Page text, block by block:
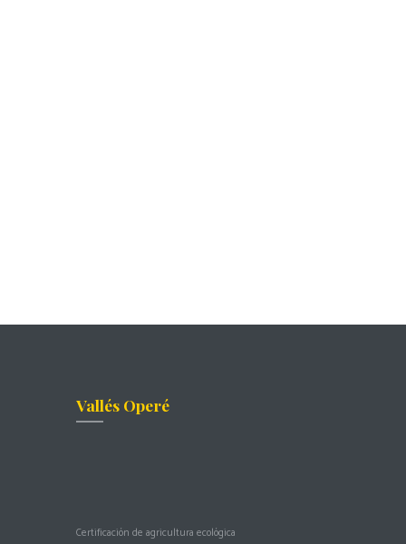
Vallés Operé
Certificación de agricultura ecológica